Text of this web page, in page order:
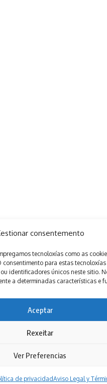
consentemento
tecnoloxías como as
para estas
identificadores únicos neste sitio.
a determinadas características e
Aceptar
Rexeitar
Ver Preferencias
de privacidadAviso Legal y